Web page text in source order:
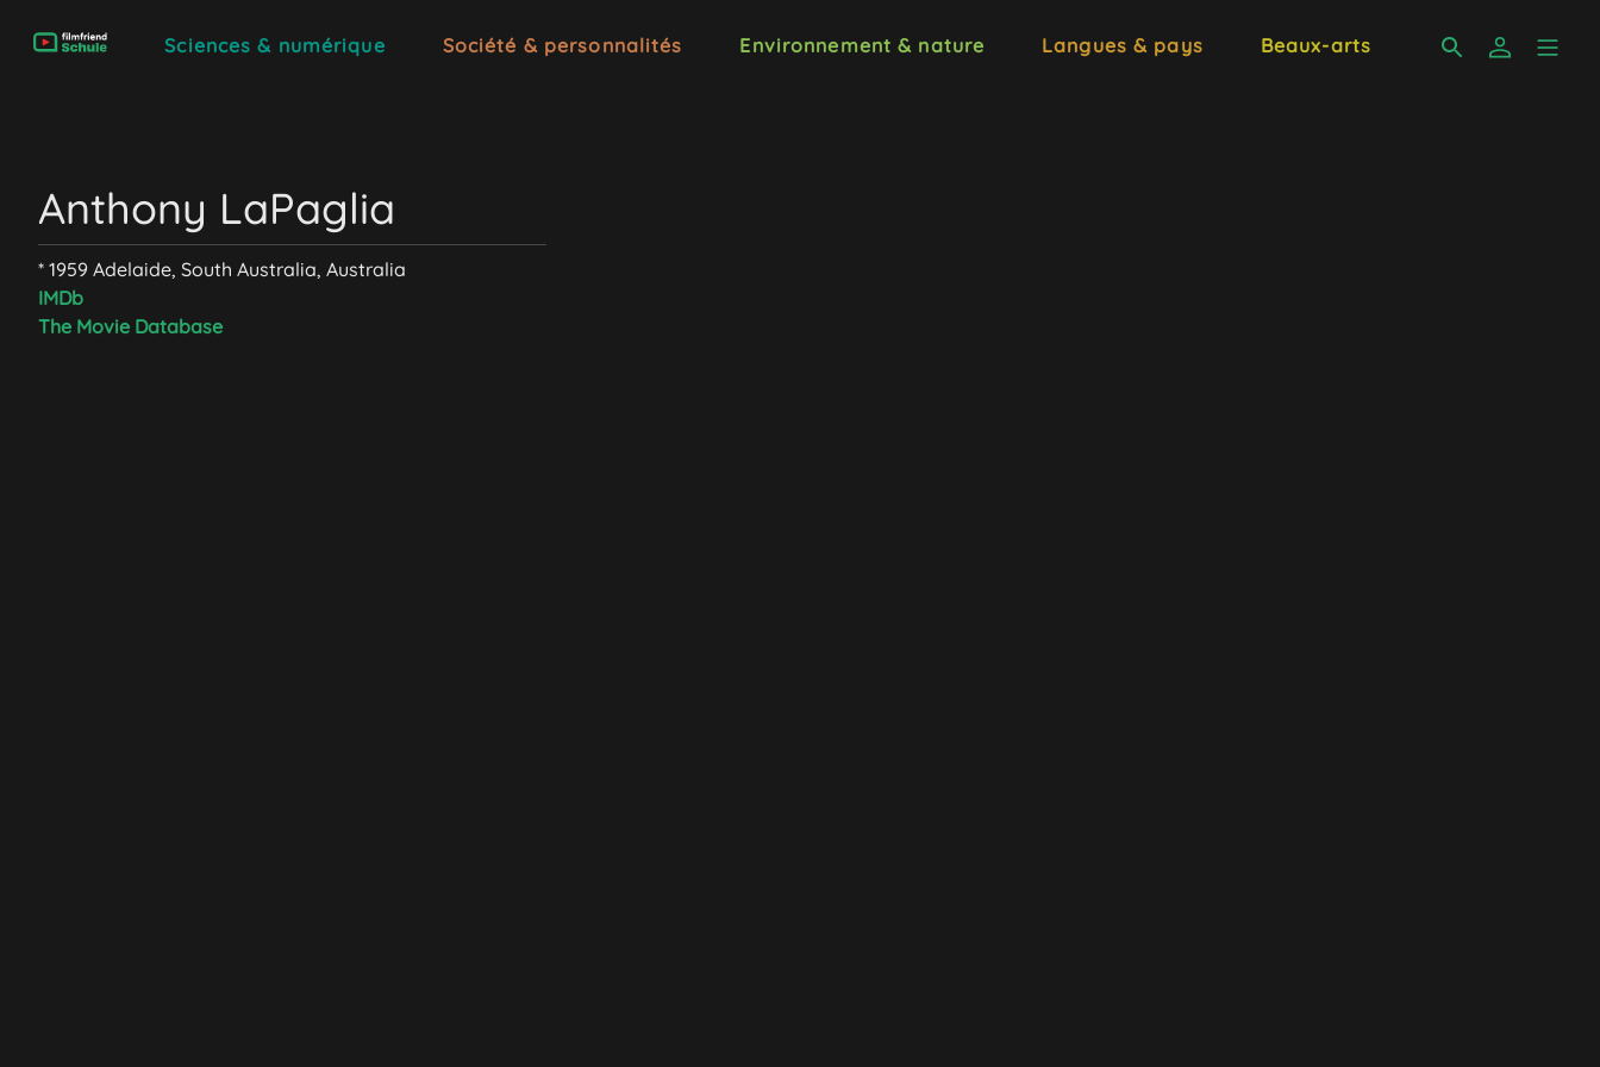
Sciences & numérique Société & personnalités Environnement & nature Langues & pays Beaux-arts
Anthony LaPaglia
* 1959 Adelaide, South Australia, Australia
IMDb
The Movie Database